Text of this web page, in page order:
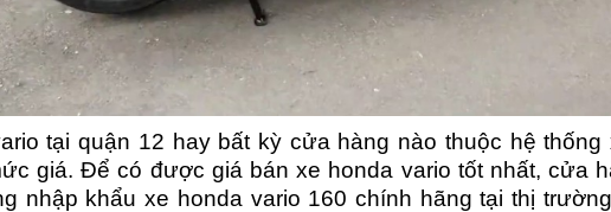
tại quận 12 hay bất kỳ cửa hàng nào thuộc hệ thống
giá. Để có được giá bán xe honda vario tốt nhất, cửa
nhập khẩu xe honda vario 160 chính hãng tại thị